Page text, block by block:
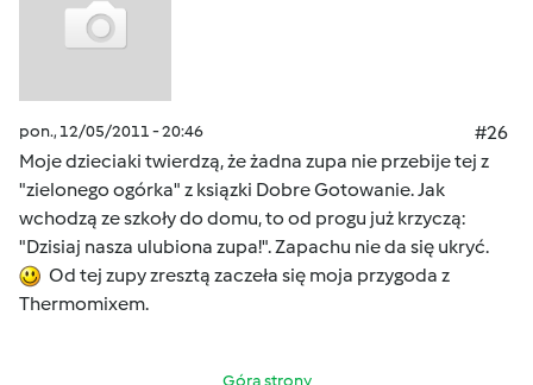
pon., 12/05/2011 - 20:46
#26
Moje dzieciaki twierdzą, że żadna zupa nie przebije tej z
"zielonego ogórka" z ksiązki Dobre Gotowanie. Jak
wchodzą ze szkoły do domu, to od progu już krzyczą:
"Dzisiaj nasza ulubiona zupa!". Zapachu nie da się ukryć.
Od tej zupy zresztą zaczeła się moja przygoda z
Thermomixem.
Góra strony